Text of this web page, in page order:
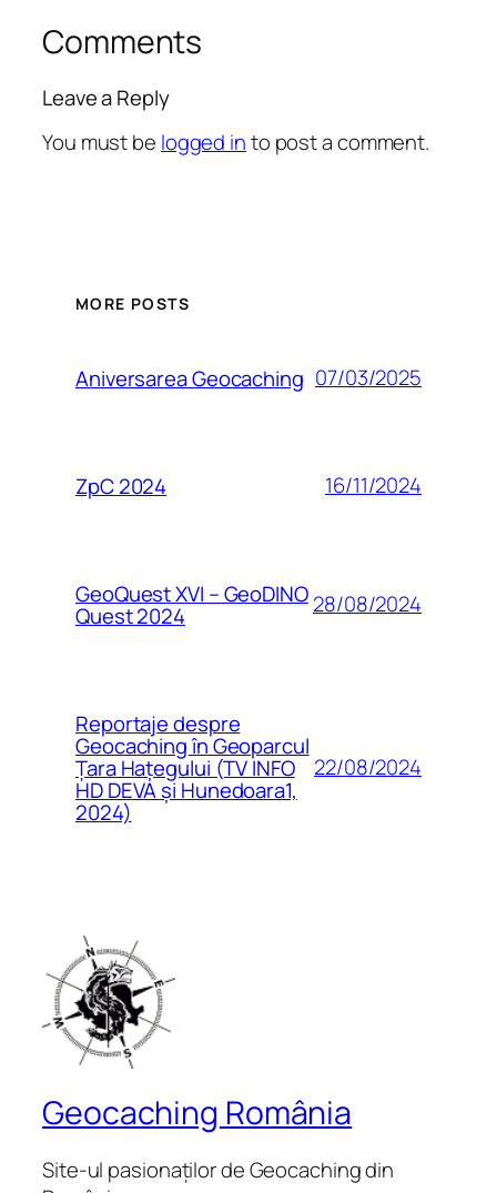
Comments
Leave a Reply
You must be logged into post a comment.
MORE POSTS
Aniversarea Geocaching 07/03/2025
ZpC 2024 16/11/2024
GeoQuest XVI – GeoDINO
Quest 2024 28/08/2024
Reportaje despre
Geocaching în Geoparcul
Țara Hațegului (TV INFO
HD DEVA și Hunedoara1,
2024)
22/08/2024
Geocaching România
Site-ul pasionaților de Geocaching din